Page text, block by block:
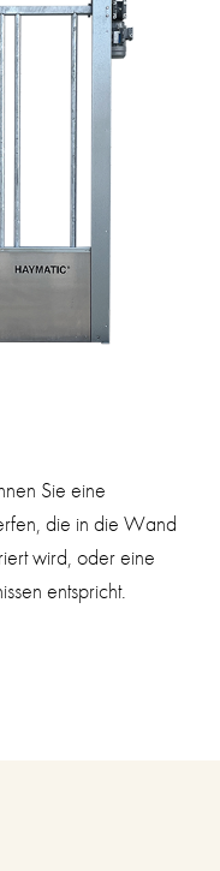
Sie eine
die in die Wand
wird, oder eine
entspricht.